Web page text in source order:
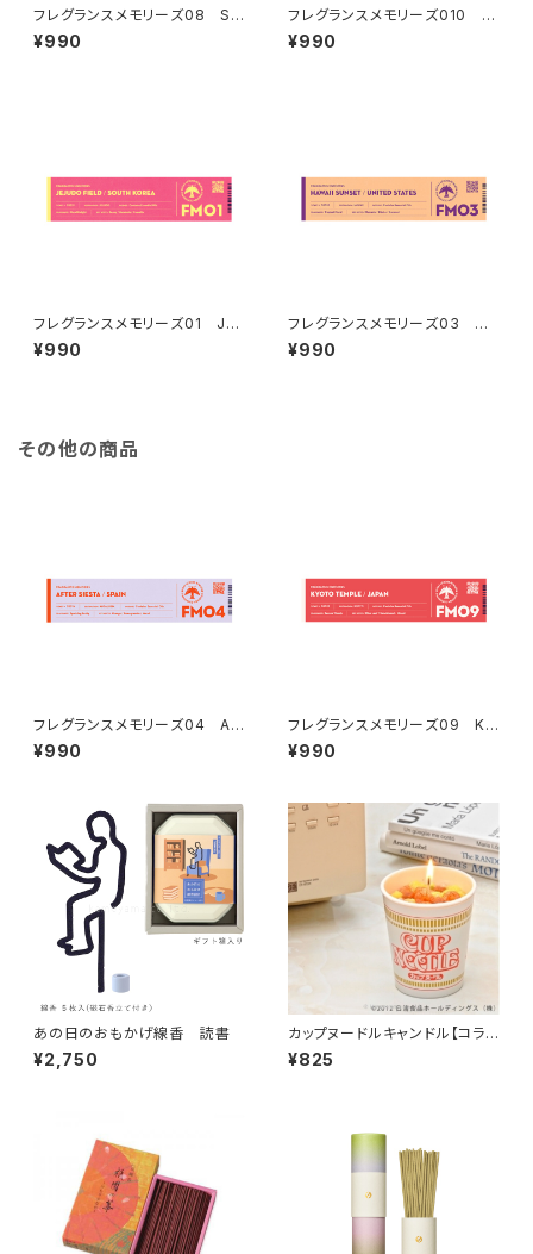
フレグランスメモリーズ08 SIL
K ROAD DREAM
¥990
フレグランスメモリーズ010 E
UCALYPTUS MOUNTAINS
¥990
フレグランスメモリーズ01 JEJ
UDO FIELD
¥990
フレグランスメモリーズ03 HA
WAII SUNSET
¥990
その他の商品
フレグランスメモリーズ04 AF
TER SIESTA
¥990
フレグランスメモリーズ09 KY
OTO TEMPLE
¥990
あの日のおもかげ線香 読書
¥2,750
カップヌードルキャンドル【コラ
ボ商品】
¥825